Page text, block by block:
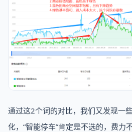
通过这2个词的对比，我们又发现一
化，“智能停车”肯定是不选的，费力